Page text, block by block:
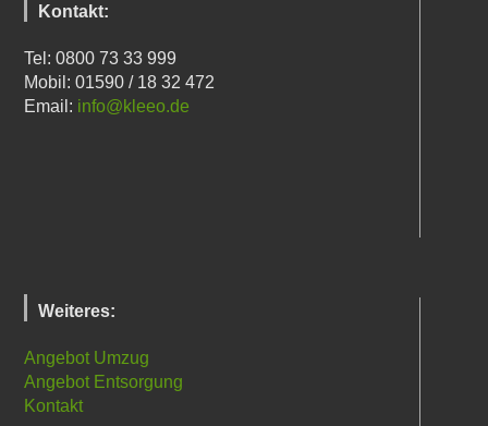
Kontakt:
Tel: 0800 73 33 999
Mobil: 01590 / 18 32 472
Email: info@kleeo.de
Weiteres:
Angebot Umzug
Angebot Entsorgung
Kontakt